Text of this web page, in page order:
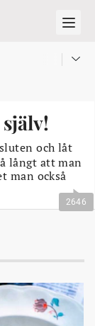
29 JUL
28 JUL
och låt
långt att man
man också
2646